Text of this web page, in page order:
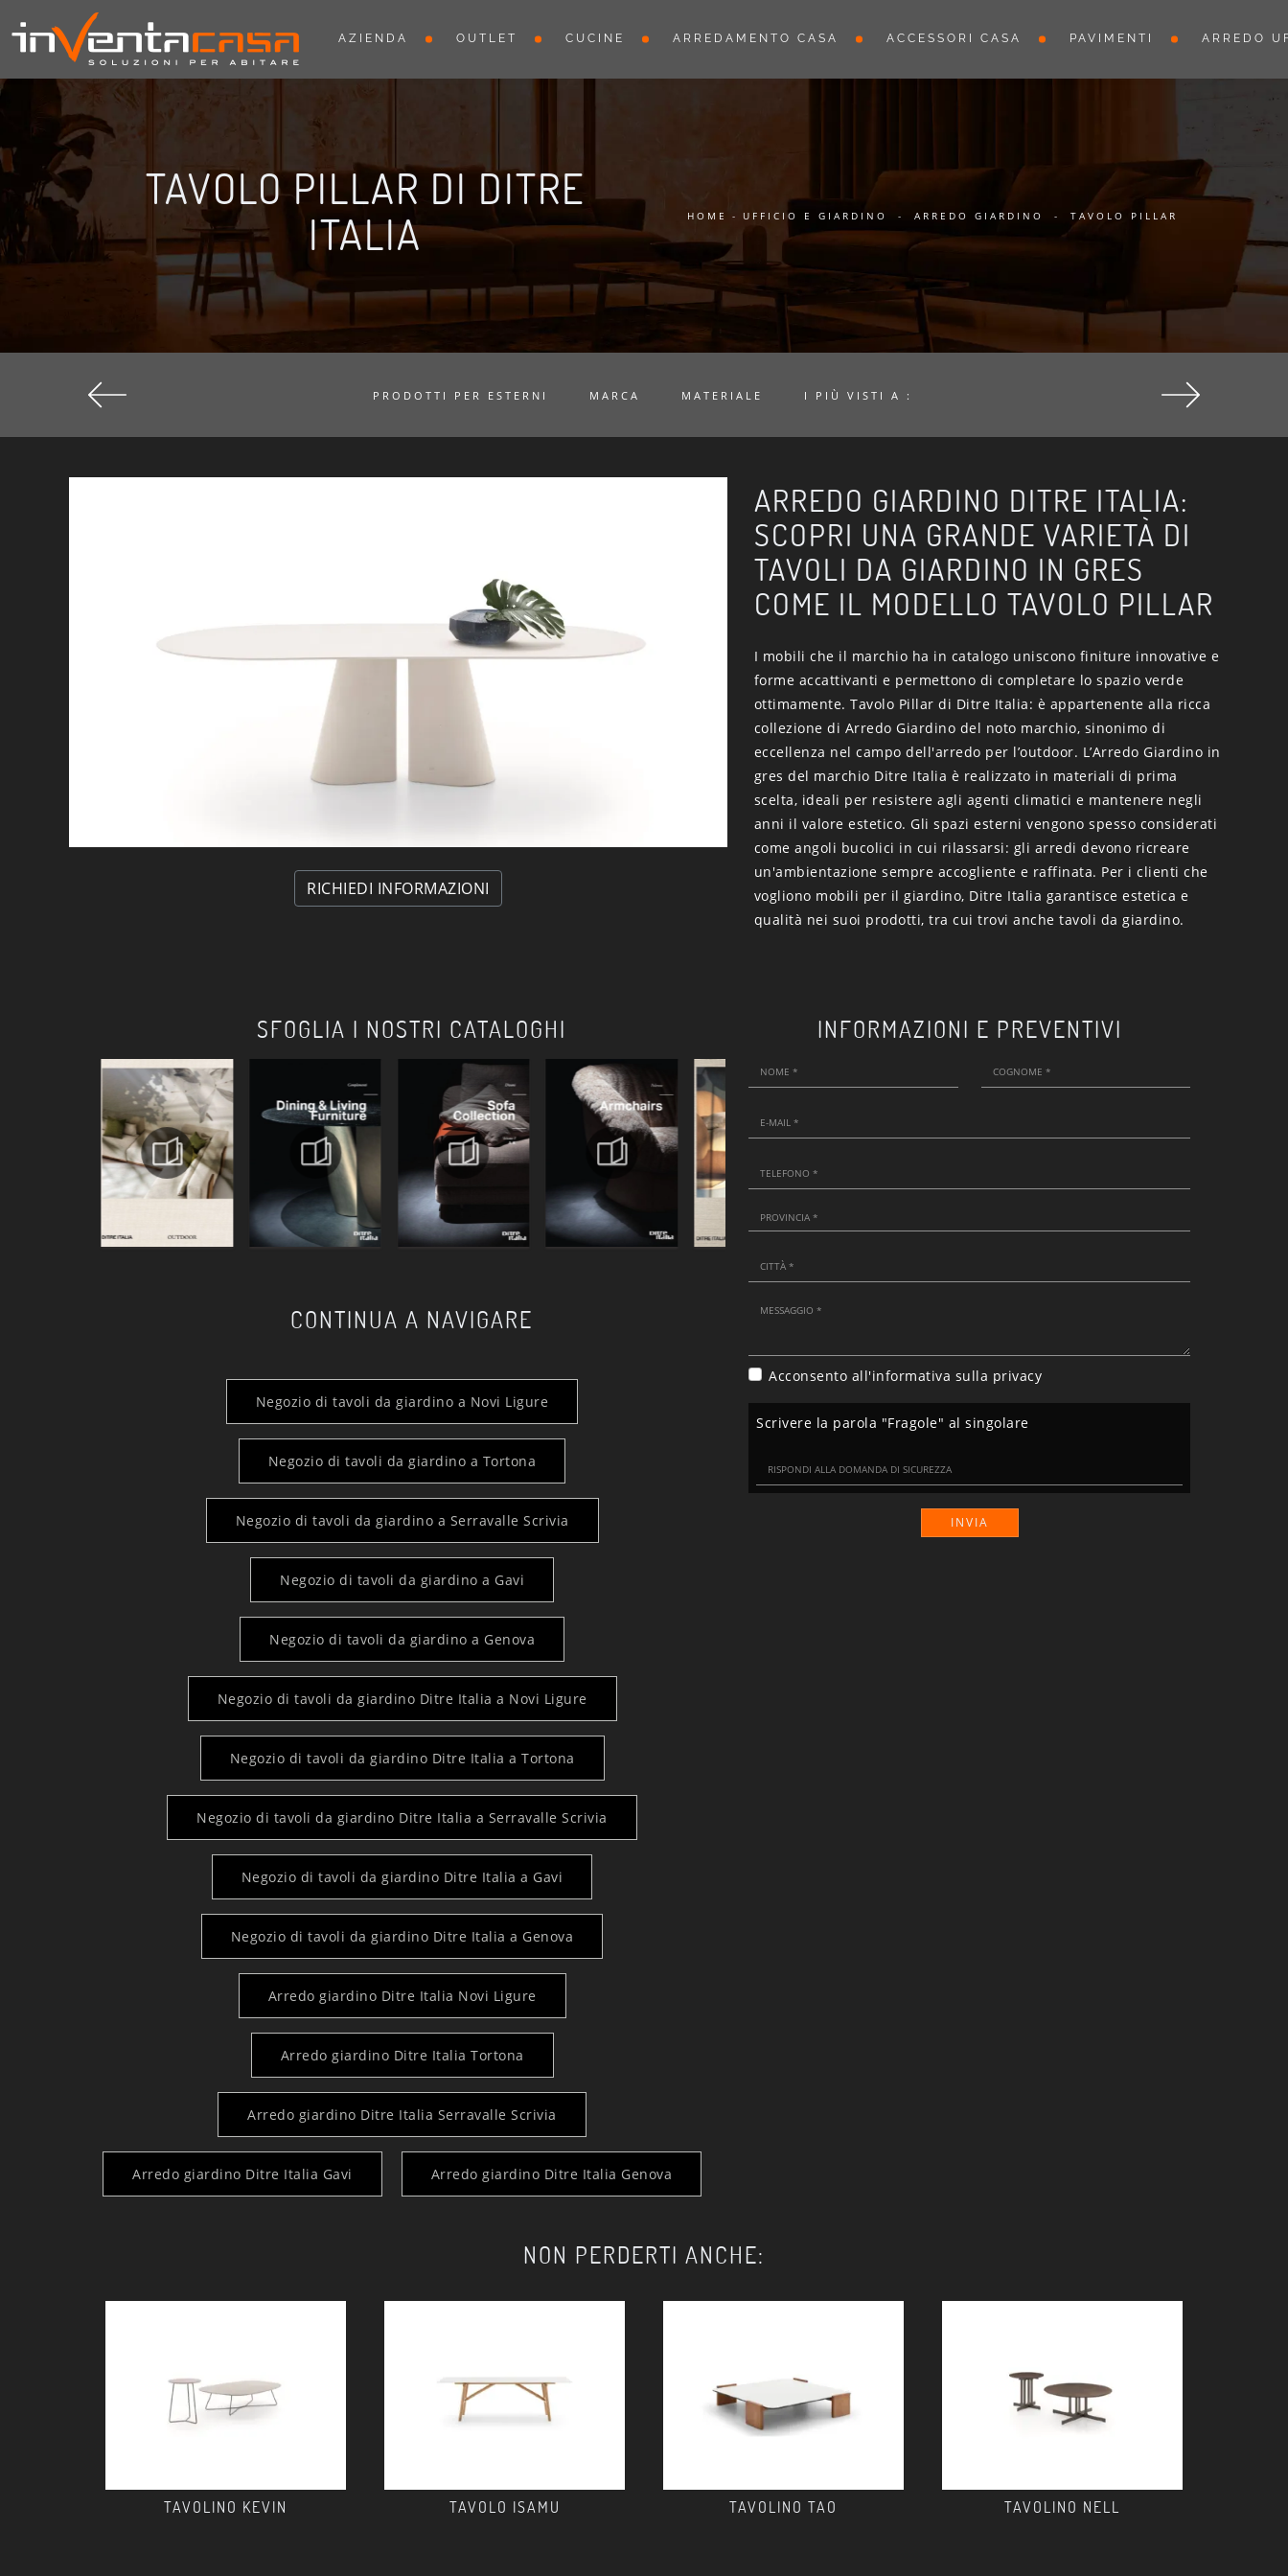
AZIENDA OUTLET CUCINE ARREDAMENTO CASA ACCESSORI CASA PAVIMENTI ARREDO
TAVOLO PILLAR DI DITRE
ITALIA
HOME - UFFICIO E GIARDINO - ARREDO GIARDINO - TAVOLO PILLAR
PRODOTTI PER ESTERNI MARCA MATERIALE I PIÙ VISTI A :
RICHIEDI INFORMAZIONI
ARREDO GIARDINO DITRE ITALIA:
SCOPRI UNA GRANDE VARIETÀ DI
TAVOLI DA GIARDINO IN GRES
COME IL MODELLO TAVOLO PILLAR
I mobili che il marchio ha in catalogo uniscono finiture innovative e
forme accattivanti e permettono di completare lo spazio verde
ottimamente. Tavolo Pillar di Ditre Italia: è appartenente alla ricca
collezione di Arredo Giardino del noto marchio, sinonimo di
eccellenza nel campo dell'arredo per l’outdoor. L’Arredo Giardino in
gres del marchio Ditre Italia è realizzato in materiali di prima
scelta, ideali per resistere agli agenti climatici e mantenere negli
anni il valore estetico. Gli spazi esterni vengono spesso considerati
come angoli bucolici in cui rilassarsi: gli arredi devono ricreare
un'ambientazione sempre accogliente e raffinata. Per i clienti che
vogliono mobili per il giardino, Ditre Italia garantisce estetica e
qualità nei suoi prodotti, tra cui trovi anche tavoli da giardino.
SFOGLIA I NOSTRI CATALOGHI
CONTINUA A NAVIGARE
Negozio di tavoli da giardino a Novi Ligure
Negozio di tavoli da giardino a Tortona
Negozio di tavoli da giardino a Serravalle Scrivia
Negozio di tavoli da giardino a Gavi
Negozio di tavoli da giardino a Genova
Negozio di tavoli da giardino Ditre Italia a Novi Ligure
Negozio di tavoli da giardino Ditre Italia a Tortona
Negozio di tavoli da giardino Ditre Italia a Serravalle Scrivia
Negozio di tavoli da giardino Ditre Italia a Gavi
Negozio di tavoli da giardino Ditre Italia a Genova
Arredo giardino Ditre Italia Novi Ligure
Arredo giardino Ditre Italia Tortona
Arredo giardino Ditre Italia Serravalle Scrivia
Arredo giardino Ditre Italia Gavi Arredo giardino Ditre Italia Genova
INFORMAZIONI E PREVENTIVI
Acconsento all'informativa sulla privacy
Scrivere la parola "Fragole" al singolare
INVIA
NON PERDERTI ANCHE:
TAVOLINO KEVIN TAVOLO ISAMU TAVOLINO TAO TAVOLINO NELL